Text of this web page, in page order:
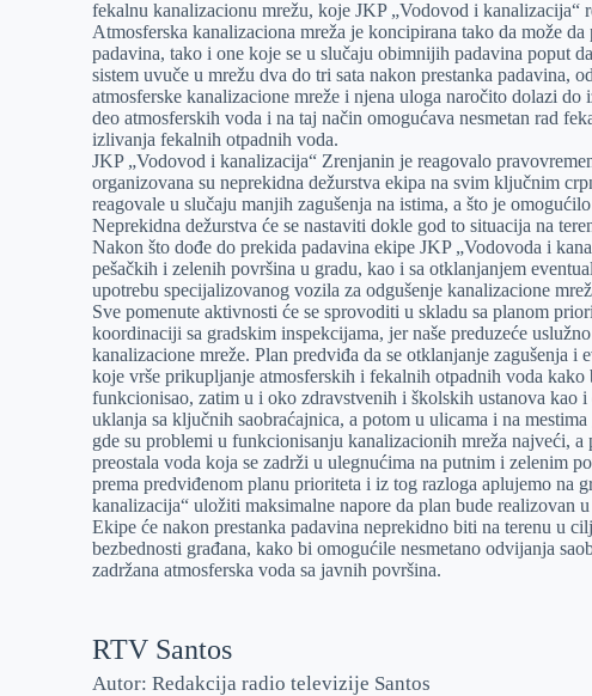
p
fekalnu kanalizacionu mrežu, koje JKP „Vodovod i kanalizacija“
Atmosferska kanalizaciona mreža je koncipirana tako da može
padavina, tako i one koje se u slučaju obimnijih padavina poput
sistem uvuče u mrežu dva do tri sata nakon prestanka padavina,
atmosferske kanalizacione mreže i njena uloga naročito dolazi
deo atmosferskih voda i na taj način omogućava nesmetan rad
izlivanja fekalnih otpadnih voda.
JKP „Vodovod i kanalizacija“ Zrenjanin je reagovalo
organizovana su neprekidna dežurstva ekipa na svim ključnim
reagovale u slučaju manjih zagušenja na istima, a što je
Neprekidna dežurstva će se nastaviti dokle god to situacija na
Nakon što dođe do prekida padavina ekipe JKP „Vodovoda i
pešačkih i zelenih površina u gradu, kao i sa otklanjanjem
upotrebu specijalizovanog vozila za odgušenje kanalizacione
Sve pomenute aktivnosti će se sprovoditi u skladu sa planom
koordinaciji sa gradskim inspekcijama, jer naše preduzeće
kanalizacione mreže. Plan predviđa da se otklanjanje zagušenja
koje vrše prikupljanje atmosferskih i fekalnih otpadnih voda
funkcionisao, zatim u i oko zdravstvenih i školskih ustanova kao
uklanja sa ključnih saobraćajnica, a potom u ulicama i na
gde su problemi u funkcionisanju kanalizacionih mreža najveći,
preostala voda koja se zadrži u ulegnućima na putnim i zelenim
prema predviđenom planu prioriteta i iz tog razloga aplujemo na
kanalizacija“ uložiti maksimalne napore da plan bude realizovan
Ekipe će nakon prestanka padavina neprekidno biti na terenu u
bezbednosti građana, kako bi omogućile nesmetano odvijanja
zadržana atmosferska voda sa javnih površina.
RTV Santos
Autor: Redakcija radio televizije Santos